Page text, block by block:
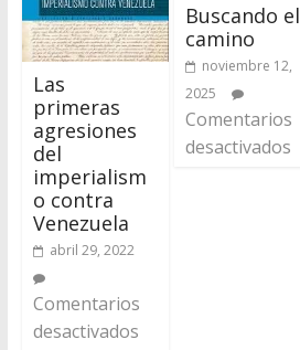
Las
primeras
agresiones
del
imperialism
o contra
Venezuela
abril 29, 2022
Comentarios
desactivados
Buscando el
camino
noviembre 12,
2025
Comentarios
desactivados